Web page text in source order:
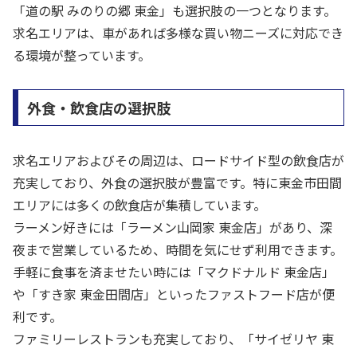
「道の駅 みのりの郷 東金」も選択肢の一つとなります。
求名エリアは、車があれば多様な買い物ニーズに対応でき
る環境が整っています。
外食・飲食店の選択肢
求名エリアおよびその周辺は、ロードサイド型の飲食店が
充実しており、外食の選択肢が豊富です。特に東金市田間
エリアには多くの飲食店が集積しています。
ラーメン好きには「ラーメン山岡家 東金店」があり、深
夜まで営業しているため、時間を気にせず利用できます。
手軽に食事を済ませたい時には「マクドナルド 東金店」
や「すき家 東金田間店」といったファストフード店が便
利です。
ファミリーレストランも充実しており、「サイゼリヤ 東